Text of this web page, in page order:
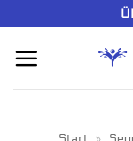
springen